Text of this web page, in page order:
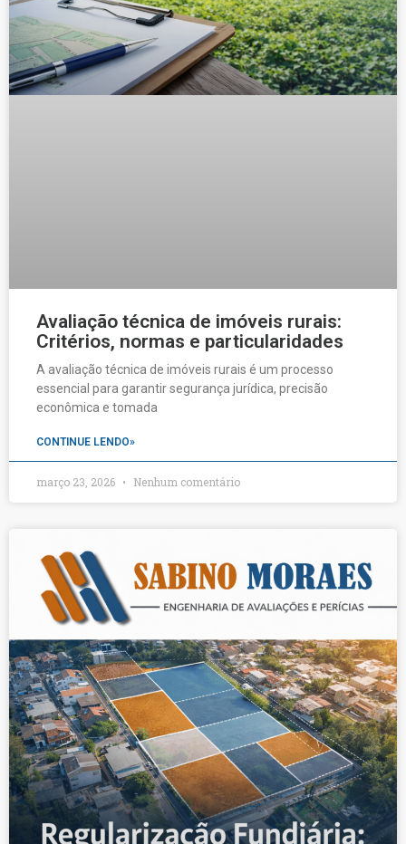
Avaliação técnica de imóveis rurais:
Critérios, normas e particularidades
A avaliação técnica de imóveis rurais é um processo
essencial para garantir segurança jurídica, precisão
econômica e tomada
CONTINUE LENDO»
março 23, 2026 Nenhum comentário